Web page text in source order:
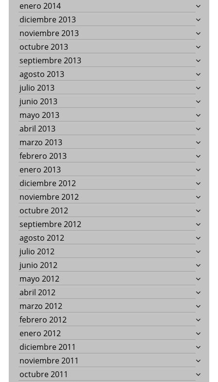
enero 2014
diciembre 2013
noviembre 2013
octubre 2013
septiembre 2013
agosto 2013
julio 2013
junio 2013
mayo 2013
abril 2013
marzo 2013
febrero 2013
enero 2013
diciembre 2012
noviembre 2012
octubre 2012
septiembre 2012
agosto 2012
julio 2012
junio 2012
mayo 2012
abril 2012
marzo 2012
febrero 2012
enero 2012
diciembre 2011
noviembre 2011
octubre 2011